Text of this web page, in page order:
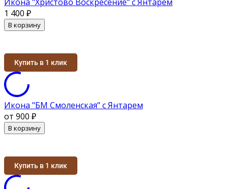
1 400 ₽
В корзину
Купить в 1 клик
Икона "БМ Смоленская" с Янтарем
от 900 ₽
В корзину
Купить в 1 клик